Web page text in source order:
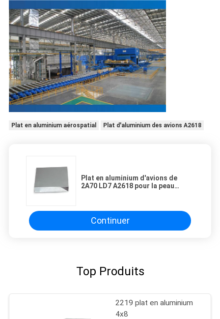
Plat en aluminium aérospatial Plat d'aluminium des avions A2618
Plat en aluminium d'avions de
2A70 LD7 A2618 pour la peau
Continuer
Top Produits
2219 plat en aluminium
4x8